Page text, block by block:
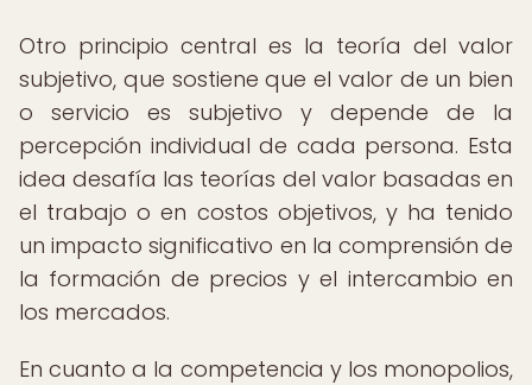
Otro principio central es la teoría del valor
subjetivo, que sostiene que el valor de un bien
o servicio es subjetivo y depende de la
percepción individual de cada persona. Esta
idea desafía las teorías del valor basadas en
el trabajo o en costos objetivos, y ha tenido
un impacto significativo en la comprensión de
la formación de precios y el intercambio en
los mercados.
En cuanto a la competencia y los monopolios,